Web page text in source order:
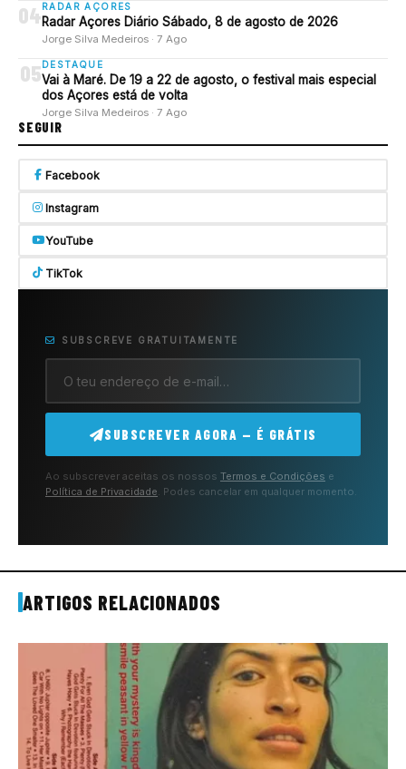
04 RADAR AÇORES
Radar Açores Diário Sábado, 8 de agosto de 2026
Jorge Silva Medeiros · 7 Ago
05 DESTAQUE
Vai à Maré. De 19 a 22 de agosto, o festival mais especial
dos Açores está de volta
Jorge Silva Medeiros · 7 Ago
SEGUIR
Facebook
Instagram
YouTube
TikTok
SUBSCREVE GRATUITAMENTE
SUBSCREVER AGORA — É GRÁTIS
Ao subscrever aceitas os nossos Termos e Condições e
Política de Privacidade. Podes cancelar em qualquer momento.
ARTIGOS RELACIONADOS